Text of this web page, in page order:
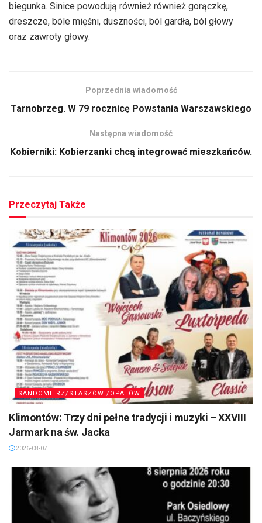
biegunka. Sinice powodują również również gorączkę,
dreszcze, bóle mięśni, duszności, ból gardła, ból głowy
oraz zawroty głowy.
Poprzednia wiadomość
Tarnobrzeg. W 79 rocznicę Powstania Warszawskiego
Następna wiadomość
Kobierniki: Kobierzanki chcą integrować mieszkańców.
Przeczytaj Także
SANDOMIERZ/STASZÓW /OPATÓW
Klimontów: Trzy dni pełne tradycji i muzyki – XXVIII
Jarmark na św. Jacka
2026-08-07